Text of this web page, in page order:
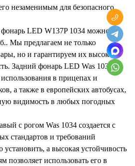
незаменимым для безопасного
LED W137P 1034 можно по
Мы предлагаем не только
но и гарантируем их высокое
Задний фонарь LED Was 1034
в прицепах и
а также в европейских автобусах,
видимость в любых погодных
с рогом Was 1034 создается с
стандартов и требований
установить, а высокая устойчивость
позволяет использовать его в